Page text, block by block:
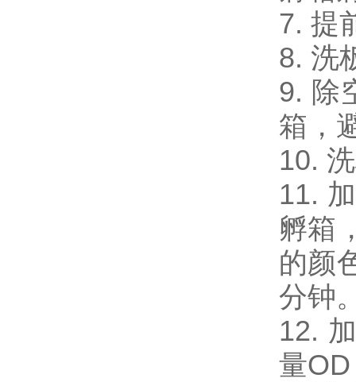
7. 提
8. 洗
9. 除
箱，
10.
11.
孵箱
的颜
分钟
12.
量